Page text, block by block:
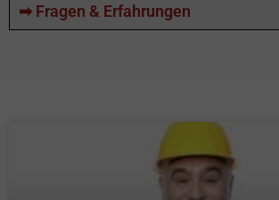
➡ Fragen & Erfahrungen